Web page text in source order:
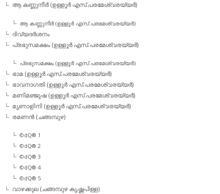
ആ കണ്ണുനീര്‍ (ഉള്ളൂര്‍ എസ്.പരമേശ്വരയ്യര്‍)
ആ കണ്ണുനീര്‍ (ഉള്ളൂര്‍ എസ്.പരമേശ്വരയ്യര്‍)
ദിവ്യദര്‍ശനം
പ്രഭുസമക്ഷം (ഉള്ളൂര്‍ എസ്.പരമേശ്വരയ്യര്‍)
പ്രഭുസമക്ഷം (ഉള്ളൂര്‍ എസ്.പരമേശ്വരയ്യര്‍)
ഭാമ (ഉള്ളൂര്‍ എസ്.പരമേശ്വരയ്യര്‍)
ഭാവനാഗതി (ഉള്ളൂര്‍ എസ്.പരമേശ്വരയ്യര്‍)
മണിമഞ്ജുഷ (ഉള്ളൂര്‍ എസ്.പരമേശ്വരയ്യര്‍)
മൃണാളിനി (ഉള്ളൂര്‍ എസ്.പരമേശ്വരയ്യര്‍)
രമണന്‍ (ചങ്ങമ്പുഴ)
©dQ® 1
©dQ® 2
©dQ® 3
©dQ® 4
©dQ® 5
വാഴക്കുല (ചങ്ങമ്പുഴ കൃഷ്ണപിള്ള)